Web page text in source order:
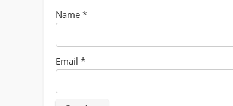
Name *
Email *